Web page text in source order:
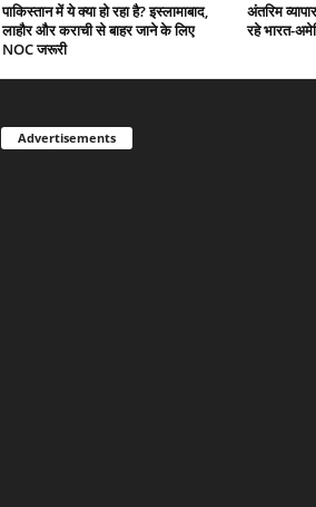
पाकिस्तान में ये क्या हो रहा है? इस्लामाबाद,
लाहौर और कराची से बाहर जाने के लिए
NOC जरूरी
अंतरिम
रहे भारत-
Advertisements